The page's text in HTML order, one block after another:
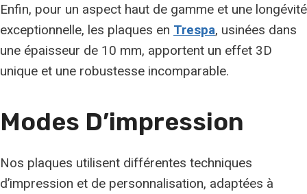
Enfin, pour un aspect haut de gamme et une longévité
exceptionnelle, les plaques en Trespa, usinées dans
une épaisseur de 10 mm, apportent un effet 3D
unique et une robustesse incomparable.
Modes D’impression
Nos plaques utilisent différentes techniques
d’impression et de personnalisation, adaptées à